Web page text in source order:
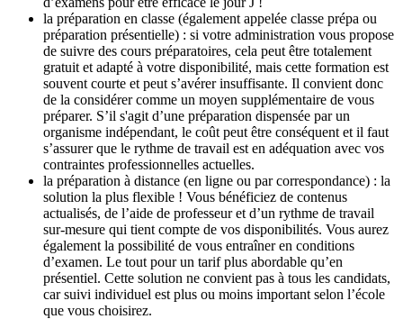
la préparation en classe (également appelée classe prépa ou
préparation présentielle) : si votre administration vous propose
de suivre des cours préparatoires, cela peut être totalement
gratuit et adapté à votre disponibilité, mais cette formation est
souvent courte et peut s’avérer insuffisante. Il convient donc
de la considérer comme un moyen supplémentaire de vous
préparer. S’il s'agit d’une préparation dispensée par un
organisme indépendant, le coût peut être conséquent et il faut
s’assurer que le rythme de travail est en adéquation avec vos
contraintes professionnelles actuelles.
la préparation à distance (en ligne ou par correspondance) : la
solution la plus flexible ! Vous bénéficiez de contenus
actualisés, de l’aide de professeur et d’un rythme de travail
sur-mesure qui tient compte de vos disponibilités. Vous aurez
également la possibilité de vous entraîner en conditions
d’examen. Le tout pour un tarif plus abordable qu’en
présentiel. Cette solution ne convient pas à tous les candidats,
car suivi individuel est plus ou moins important selon l’école
que vous choisirez.